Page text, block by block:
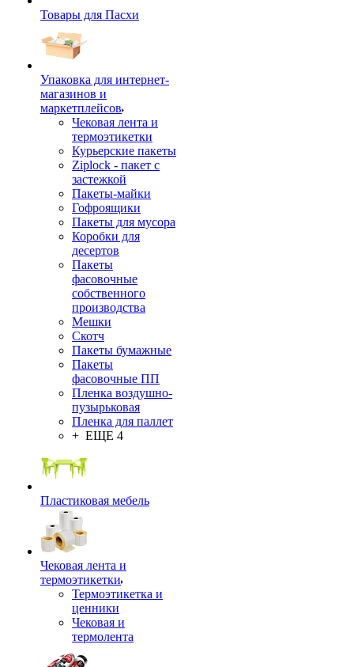
Товары для Пасхи
Упаковка для интернет-
магазинов и
маркетплейсов
Чековая лента и
термоэтикетки
Курьерские пакеты
Ziplock - пакет с
застежкой
Пакеты-майки
Гофроящики
Пакеты для мусора
Коробки для
десертов
Пакеты
фасовочные
собственного
производства
Мешки
Скотч
Пакеты бумажные
Пакеты
фасовочные ПП
Пленка воздушно-
пузырьковая
Пленка для паллет
+ ЕЩЕ 4
Пластиковая мебель
Чековая лента и
термоэтикетки
Термоэтикетка и
ценники
Чековая и
термолента